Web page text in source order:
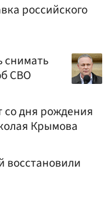
российского
снимать
СВО
со дня рождения
Крымова
восстановили